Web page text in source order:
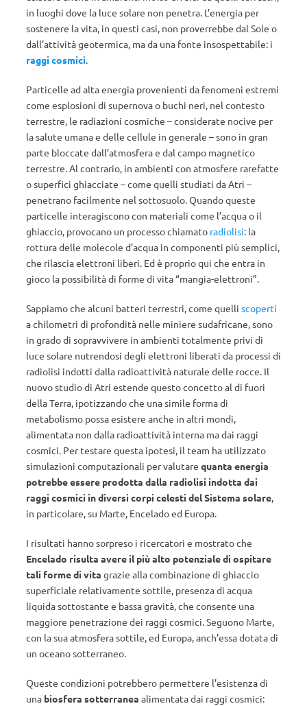
in luoghi dove la luce solare non penetra. L’energia per
sostenere la vita, in questi casi, non proverrebbe dal Sole o
dall’attività geotermica, ma da una fonte insospettabile: i
raggi cosmici.
Particelle ad alta energia provenienti da fenomeni estremi
come esplosioni di supernova o buchi neri, nel contesto
terrestre, le radiazioni cosmiche – considerate nocive per
la salute umana e delle cellule in generale – sono in gran
parte bloccate dall’atmosfera e dal campo magnetico
terrestre. Al contrario, in ambienti con atmosfere rarefatte
o superfici ghiacciate – come quelli studiati da Atri –
penetrano facilmente nel sottosuolo. Quando queste
particelle interagiscono con materiali come l’acqua o il
ghiaccio, provocano un processo chiamato radiolisi: la
rottura delle molecole d’acqua in componenti più semplici,
che rilascia elettroni liberi. Ed è proprio qui che entra in
gioco la possibilità di forme di vita “mangia-elettroni”.
Sappiamo che alcuni batteri terrestri, come quelli scoperti
a chilometri di profondità nelle miniere sudafricane, sono
in grado di sopravvivere in ambienti totalmente privi di
luce solare nutrendosi degli elettroni liberati da processi di
radiolisi indotti dalla radioattività naturale delle rocce. Il
nuovo studio di Atri estende questo concetto al di fuori
della Terra, ipotizzando che una simile forma di
metabolismo possa esistere anche in altri mondi,
alimentata non dalla radioattività interna ma dai raggi
cosmici. Per testare questa ipotesi, il team ha utilizzato
simulazioni computazionali per valutare quanta energia
potrebbe essere prodotta dalla radiolisi indotta dai
raggi cosmici in diversi corpi celesti del Sistema solare,
in particolare, su Marte, Encelado ed Europa.
I risultati hanno sorpreso i ricercatori e mostrato che
Encelado risulta avere il più alto potenziale di ospitare
tali forme di vita grazie alla combinazione di ghiaccio
superficiale relativamente sottile, presenza di acqua
liquida sottostante e bassa gravità, che consente una
maggiore penetrazione dei raggi cosmici. Seguono Marte,
con la sua atmosfera sottile, ed Europa, anch’essa dotata di
un oceano sotterraneo.
Queste condizioni potrebbero permettere l’esistenza di
una biosfera sotterranea alimentata dai raggi cosmici: